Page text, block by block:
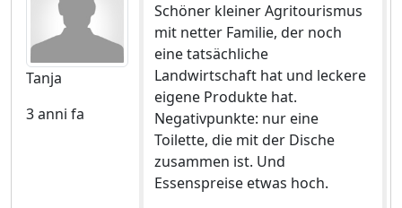
Tanja
3 anni fa
Schöner kleiner Agritourismus
mit netter Familie, der noch
eine tatsächliche
Landwirtschaft hat und leckere
eigene Produkte hat.
Negativpunkte: nur eine
Toilette, die mit der Dische
zusammen ist. Und
Essenspreise etwas hoch.